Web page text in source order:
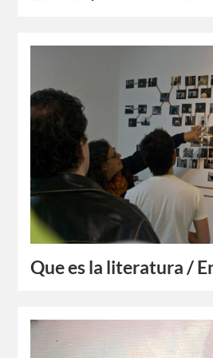
Que es la literatura /